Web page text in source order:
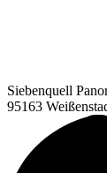
Siebenquell
95163